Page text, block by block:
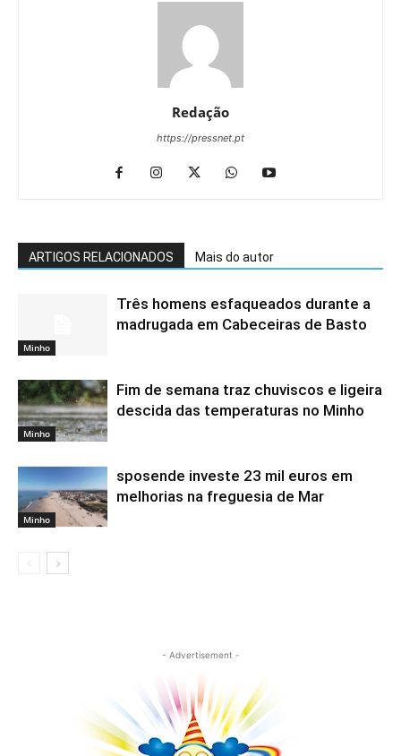
Redação
https://pressnet.pt
ARTIGOS RELACIONADOS Mais do autor
Minho
Três homens esfaqueados durante a
madrugada em Cabeceiras de Basto
Minho
Fim de semana traz chuviscos e ligeira
descida das temperaturas no Minho
Minho
sposende investe 23 mil euros em
melhorias na freguesia de Mar
- Advertisement -